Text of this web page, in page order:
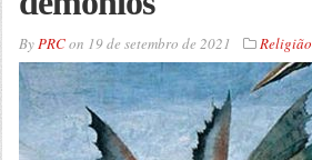
ByPRCon 19 de setembro de 2021 Religião